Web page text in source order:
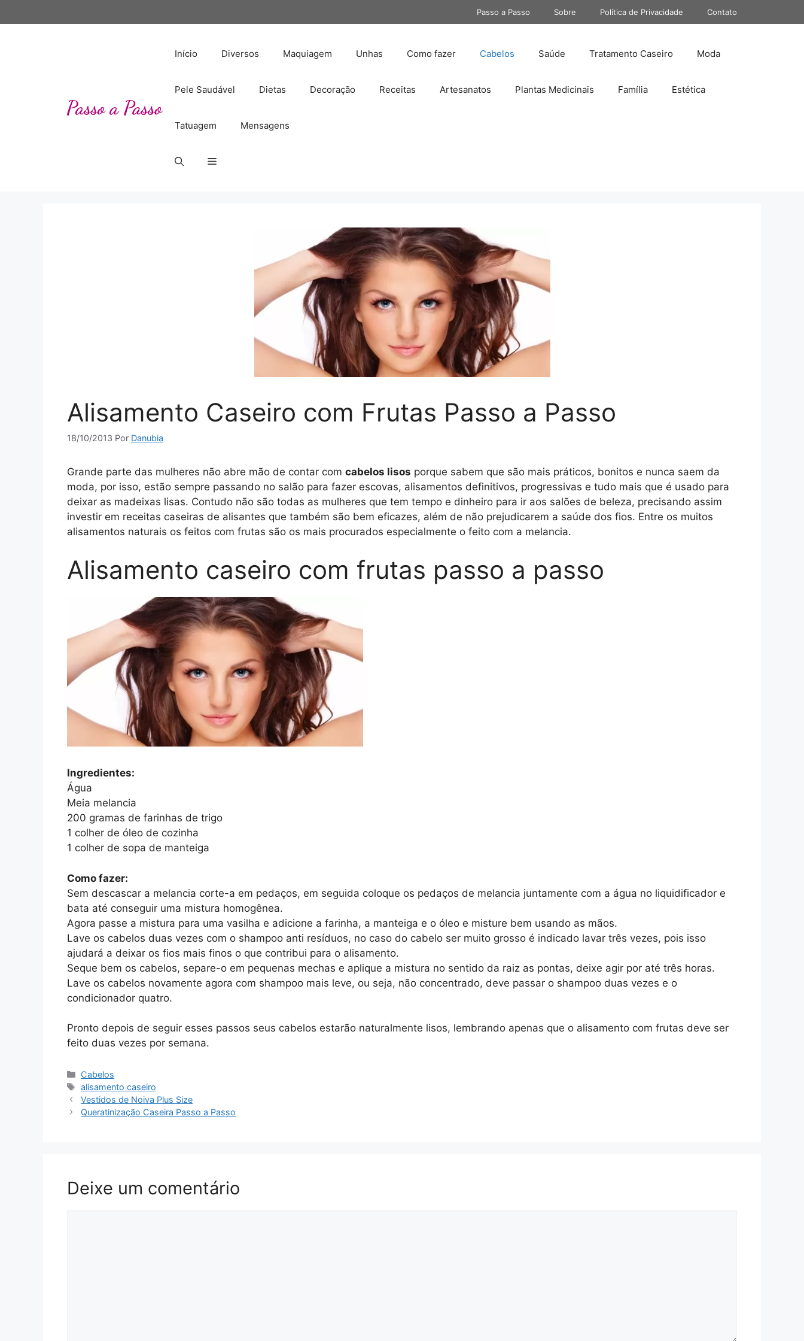
para
Passo a Passo Sobre Política de Privacidade Contato
Início Diversos Maquiagem Unhas Como fazer Cabelos Saúde Tratamento Caseiro Moda
Pele Saudável Dietas Decoração Receitas Artesanatos Plantas Medicinais Família Estética
Tatuagem Mensagens
Alisamento Caseiro com Frutas Passo a Passo
18/10/2013 Por Danubia
Grande parte das mulheres não abre mão de contar com cabelos lisos porque sabem que são mais práticos, bonitos e nunca saem da
moda, por isso, estão sempre passando no salão para fazer escovas, alisamentos definitivos, progressivas e tudo mais que é usado para
deixar as madeixas lisas. Contudo não são todas as mulheres que tem tempo e dinheiro para ir aos salões de beleza, precisando assim
investir em receitas caseiras de alisantes que também são bem eficazes, além de não prejudicarem a saúde dos fios. Entre os muitos
alisamentos naturais os feitos com frutas são os mais procurados especialmente o feito com a melancia.
Alisamento caseiro com frutas passo a passo
Ingredientes:
Água
Meia melancia
200 gramas de farinhas de trigo
1 colher de óleo de cozinha
1 colher de sopa de manteiga
Como fazer:
Sem descascar a melancia corte-a em pedaços, em seguida coloque os pedaços de melancia juntamente com a água no liquidificador e
bata até conseguir uma mistura homogênea.
Agora passe a mistura para uma vasilha e adicione a farinha, a manteiga e o óleo e misture bem usando as mãos.
Lave os cabelos duas vezes com o shampoo anti resíduos, no caso do cabelo ser muito grosso é indicado lavar três vezes, pois isso
ajudará a deixar os fios mais finos o que contribui para o alisamento.
Seque bem os cabelos, separe-o em pequenas mechas e aplique a mistura no sentido da raiz as pontas, deixe agir por até três horas.
Lave os cabelos novamente agora com shampoo mais leve, ou seja, não concentrado, deve passar o shampoo duas vezes e o
condicionador quatro.
Pronto depois de seguir esses passos seus cabelos estarão naturalmente lisos, lembrando apenas que o alisamento com frutas deve ser
feito duas vezes por semana.
Categorias
Cabelos
Tags
alisamento caseiro
Vestidos de Noiva Plus Size
Queratinização Caseira Passo a Passo
Deixe um comentário